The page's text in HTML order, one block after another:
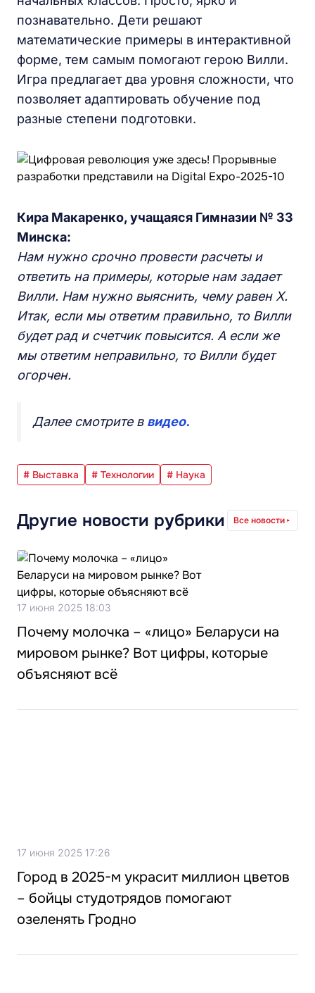
познавательно. Дети решают
математические примеры в интерактивной
форме, тем самым помогают герою Вилли.
Игра предлагает два уровня сложности, что
позволяет адаптировать обучение под
разные степени подготовки.
Кира Макаренко, учащаяся Гимназии № 33
Минска:
Нам нужно срочно провести расчеты и
ответить на примеры, которые нам задает
Вилли. Нам нужно выяснить, чему равен X.
Итак, если мы ответим правильно, то Вилли
будет рад и счетчик повысится. А если же
мы ответим неправильно, то Вилли будет
огорчен.
Далее смотрите в видео.
# Выставка # Технологии # Наука
Другие новости рубрики Все новости
17 июня 2025 18:03
Почему молочка – «лицо» Беларуси на
мировом рынке? Вот цифры, которые
объясняют всё
17 июня 2025 17:26
Город в 2025-м украсит миллион цветов
– бойцы студотрядов помогают
озеленять Гродно